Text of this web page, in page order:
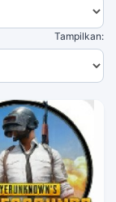
Tampilkan: